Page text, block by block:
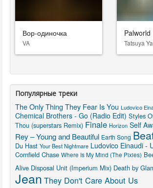
Вор-одиночка
VA
Palworld
Tatsuya
Популярные треки
The Only Thing They Fear Is You Ludovico
Chemical Brothers - Go (Radio Edit) Styles
Thou (superstars Remix) Finale Horizon Self
Rey – Young and Beautiful Earth Song
Du Hast Your Best Nightmare Ludovico Einaudi -
Cornfield Chase Where Is My Mind (The Pixies)
Alive Disposal Unit (Imperium Mix) Death by
Jean They Don't Care About Us